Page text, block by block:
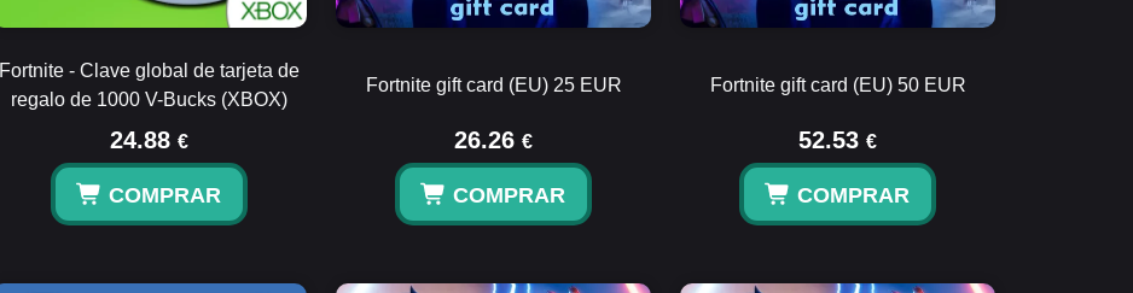
Fortnite - Clave global de tarjeta de
regalo de 1000 V-Bucks (XBOX)
24.88 €
COMPRAR
Fortnite gift card (EU) 25 EUR
26.26 €
COMPRAR
Fortnite gift card (EU) 50 EUR
52.53 €
COMPRAR